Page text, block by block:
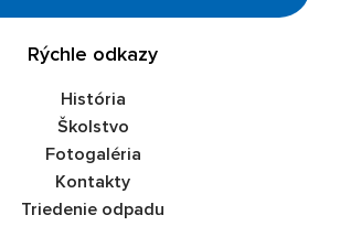
Rýchle odkazy
História
Školstvo
Fotogaléria
Kontakty
Triedenie odpadu